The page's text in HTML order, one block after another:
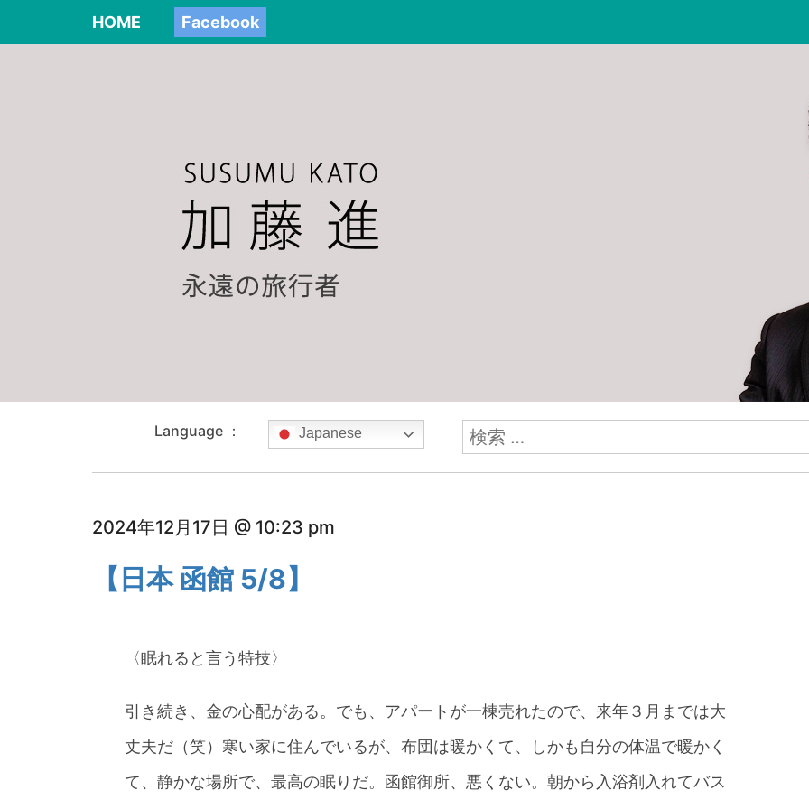
HOME Facebook
Language ： Japanese
検
索:
2024年12月17日 @ 10:23 pm
【日本 函館 5/8】
〈眠れると言う特技〉
引き続き、金の心配がある。でも、アパートが一棟売れたので、来年３月までは大
丈夫だ（笑）寒い家に住んでいるが、布団は暖かくて、しかも自分の体温で暖かく
て、静かな場所で、最高の眠りだ。函館御所、悪くない。朝から入浴剤入れてバス